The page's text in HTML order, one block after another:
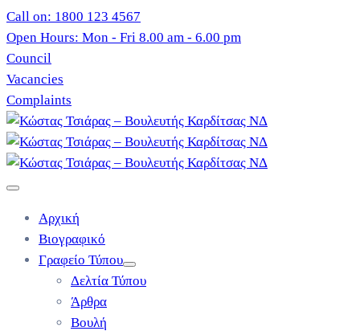
Call on: 1800 123 4567
Open Hours: Mon - Fri 8.00 am - 6.00 pm
Council
Vacancies
Complaints
Αρχική
Βιογραφικό
Γραφείο Τύπου
Δελτία Τύπου
Άρθρα
Βουλή